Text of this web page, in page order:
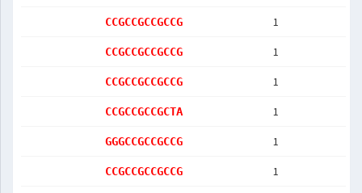
CCGCCGCCGCCG 1
CCGCCGCCGCCG 1
CCGCCGCCGCCG 1
CCGCCGCCGCTA 1
GGGCCGCCGCCG 1
CCGCCGCCGCCG 1